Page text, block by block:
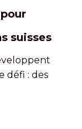
suisses
défi : des